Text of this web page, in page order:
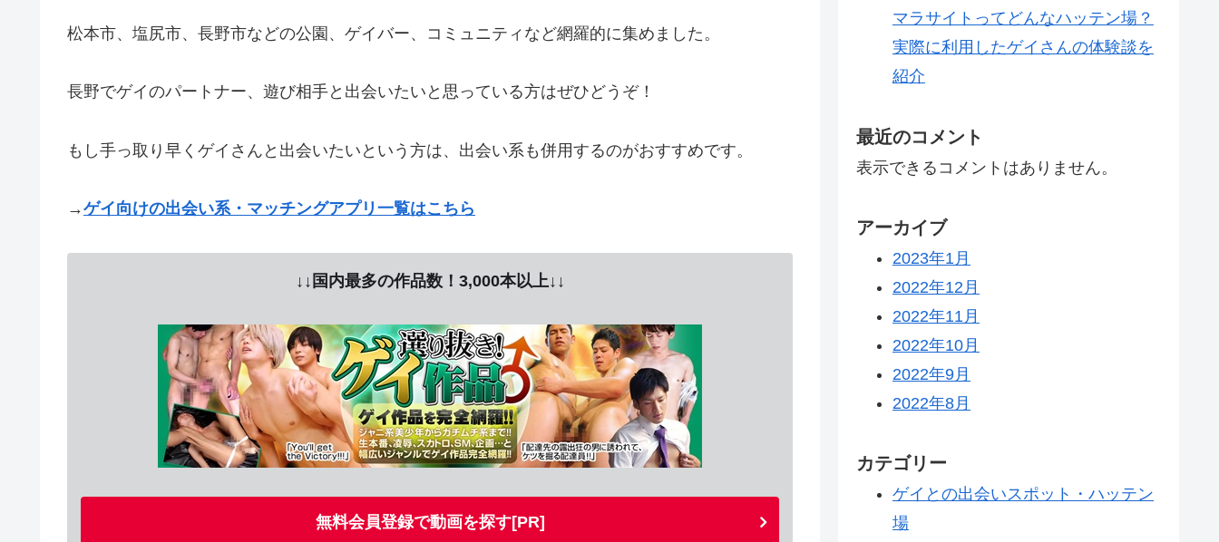
松本市、塩尻市、長野市などの公園、ゲイバー、コミュニティなど網羅的に集めました。
長野でゲイのパートナー、遊び相手と出会いたいと思っている方はぜひどうぞ！
もし手っ取り早くゲイさんと出会いたいという方は、 出会い系も併用するのがおすすめです。
→ゲイ向けの出会い系・マッチングアプリ一覧はこちら
↓↓国内最多の作品数！3,000本以上↓↓
無料会員登録で動画を探す[PR]
マラサイトってどんなハッテン場？
実際に利用したゲイさんの体験談を
紹介
最近のコメント
表示できるコメントはありません。
アーカイブ
2023年1月
2022年12月
2022年11月
2022年10月
2022年9月
2022年8月
カテゴリー
ゲイとの出会いスポット・ハッテン
場